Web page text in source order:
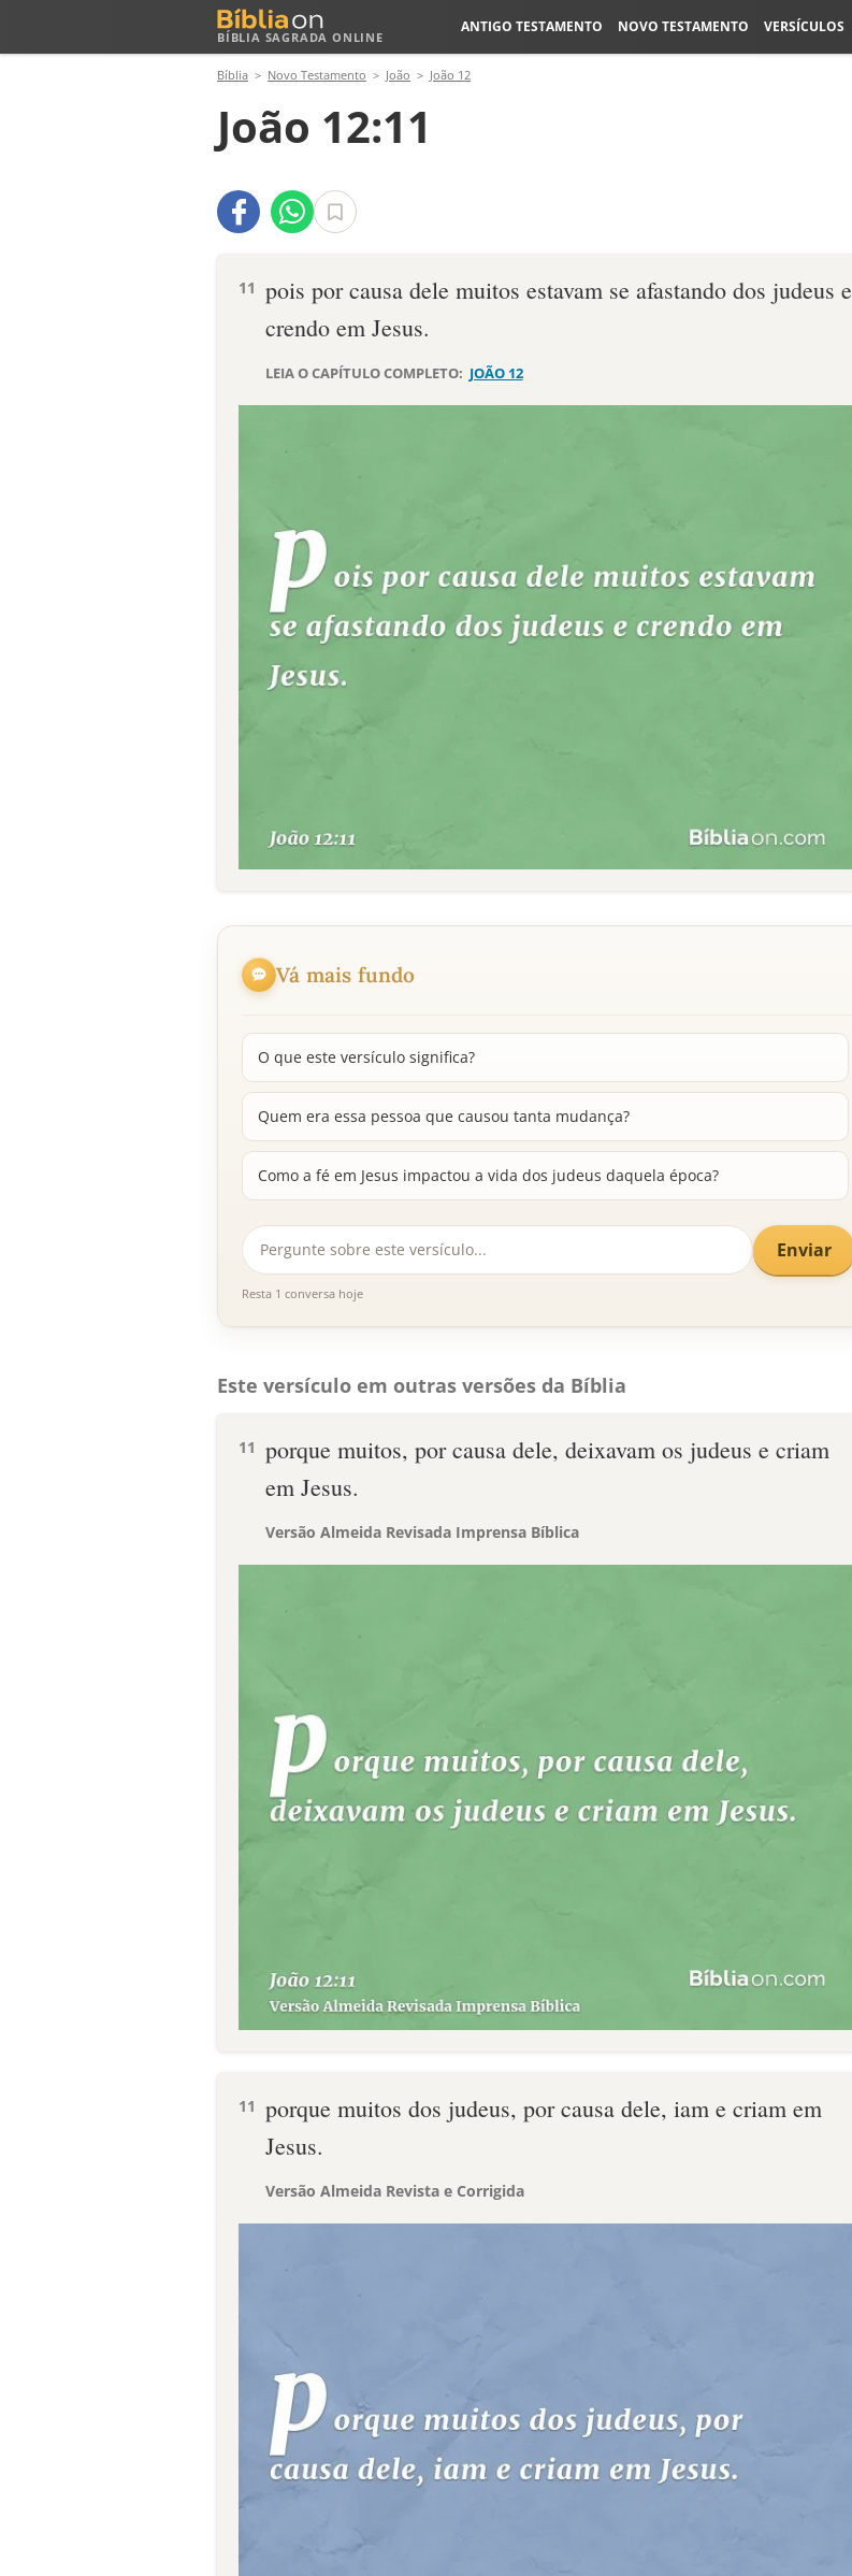
BÍBLIA SAGRADA ONLINE
ANTIGO TESTAMENTO NOVO TESTAMENTO VERSÍCULOS
Bíblia Novo Testamento João João 12
João 12:11
11 pois por causa dele muitos estavam se afastando dos judeus e
crendo em Jesus.
LEIA O CAPÍTULO COMPLETO: JOÃO 12
Vá mais fundo
O que este versículo significa?
Quem era essa pessoa que causou tanta mudança?
Como a fé em Jesus impactou a vida dos judeus daquela época?
Enviar
Resta 1 conversa hoje
Este versículo em outras versões da Bíblia
11 porque muitos, por causa dele, deixavam os judeus e criam
em Jesus.
Versão Almeida Revisada Imprensa Bíblica
11 porque muitos dos judeus, por causa dele, iam e criam em
Jesus.
Versão Almeida Revista e Corrigida